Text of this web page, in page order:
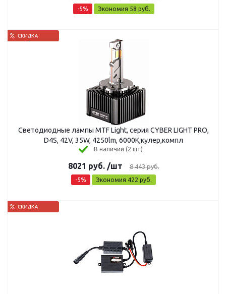
-5% Экономия 58 руб.
Светодиодные лампы MTF Light, серия CYBER LIGHT PRO,
D4S, 42V, 35W, 4250lm, 6000K,кулер,компл
В наличии (2 шт)
8021 руб. /шт 8 443руб.
-5% Экономия 422 руб.